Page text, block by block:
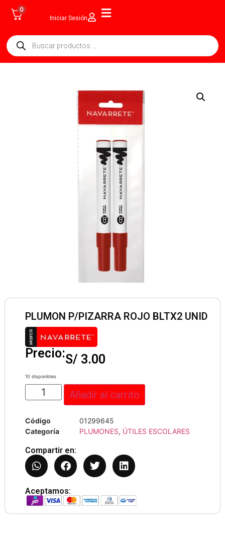
0
Iniciar Sesión
PLUMON P/PIZARRA ROJO BLTX2 UNID
Precio:S/ 3.00
10 disponibles
Añadir al carrito
Código
01299645
Categoría
PLUMONES, ÚTILES ESCOLARES
Compartir en:
Aceptamos: